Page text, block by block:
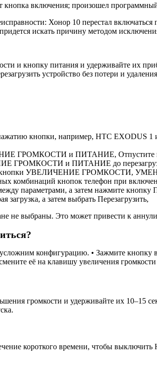
кнопка включения; произошел
Хонор 10 перестал
искать причину методом
и кнопку питания и удерживайте их
устройство без потери и
кнопки, например, HTC
ГРОМКОСТИ и ПИТАНИЕ, Отпустите
ГРОМКОСТИ и ПИТАНИЕ до
кнопки УВЕЛИЧЕНИЕ
комбинаций кнопок телефон при
параметрами, а затем нажмите
загрузка, а затем выбрать Перезагрузить,
не выбраны. Это может привести к
конфигурацию. • Зажмите
её на клавишу увеличения
громкости и удерживайте их 10–15
короткого времени, чтобы